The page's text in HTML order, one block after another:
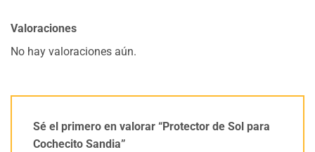
Valoraciones
No hay valoraciones aún.
Sé el primero en valorar “Protector de Sol para
Cochecito Sandia”